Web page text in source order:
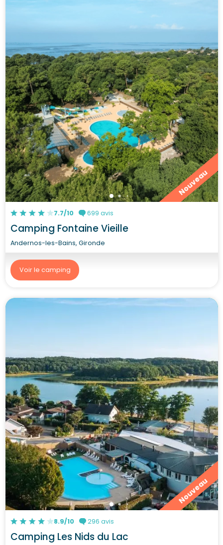
Nouveau
7.7/10 699 avis
Camping Fontaine Vieille
Andernos-les-Bains, Gironde
Voir le camping
Nouveau
8.9/10 296 avis
Camping Les Nids du Lac